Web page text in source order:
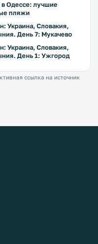
в Одессе: лучшие
пляжи
Украина, Словакия,
День 7: Мукачево
Украина, Словакия,
День 1: Ужгород
ссылка на источник